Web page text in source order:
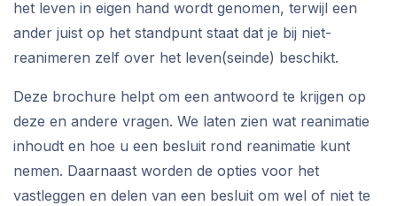
het leven in eigen hand wordt genomen, terwijl een
ander juist op het standpunt staat dat je bij niet-
reanimeren zelf over het leven(seinde) beschikt.
Deze brochure helpt om een antwoord te krijgen op
deze en andere vragen. We laten zien wat reanimatie
inhoudt en hoe u een besluit rond reanimatie kunt
nemen. Daarnaast worden de opties voor het
vastleggen en delen van een besluit om wel of niet te